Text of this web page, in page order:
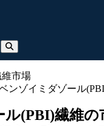
ンゾイミダゾール
(PBI)繊維